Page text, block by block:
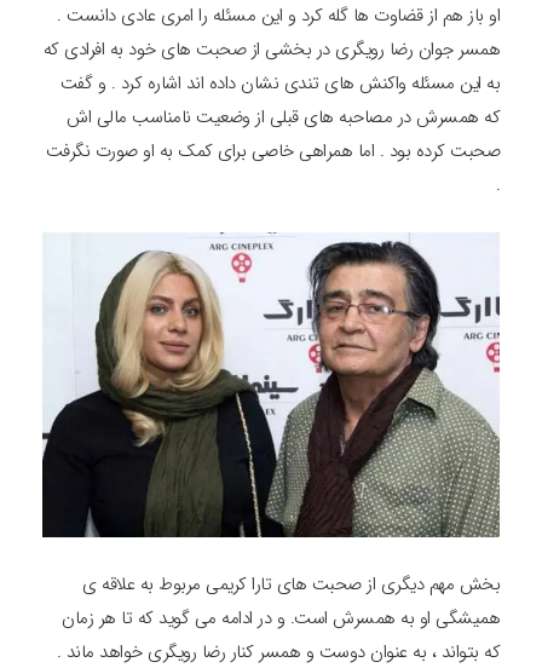
او باز هم از قضاوت ها گله کرد و این مسئله را امری عادی دانست .
همسر جوان رضا رویگری در بخشی از صحبت های خود به افرادی که
به این مسئله واکنش های تندی نشان داده اند اشاره کرد . و گفت
که همسرش در مصاحبه های قبلی از وضعیت نامناسب مالی اش
صحبت کرده بود . اما همراهی خاصی برای کمک به او صورت نگرفت
.
بخش مهم دیگری از صحبت های تارا کریمی مربوط به علاقه ی
همیشگی او به همسرش است. و در ادامه می گوید که تا هر زمان
که بتواند ، به عنوان دوست و همسر کنار رضا رویگری خواهد ماند .